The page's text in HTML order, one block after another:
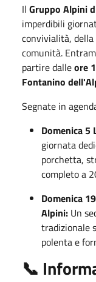
Il Gruppo Alpini
imperdibili
convivialità,
comunità.
partire dalleore
Fontanino
Segnate in
Domenica
giornata
porchetta,
completo a
Domenica
Alpini: Un
tradizionale
polenta e
📞